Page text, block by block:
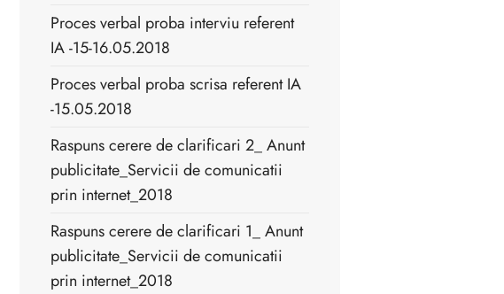
Proces verbal proba interviu referent
IA -15-16.05.2018
Proces verbal proba scrisa referent IA
-15.05.2018
Raspuns cerere de clarificari 2_ Anunt
publicitate_Servicii de comunicatii
prin internet_2018
Raspuns cerere de clarificari 1_ Anunt
publicitate_Servicii de comunicatii
prin internet_2018